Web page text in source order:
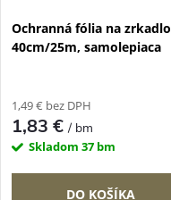
Ochranná fólia na zrkadlo
40cm/25m, samolepiaca
1,49 € bez DPH
1,83 €/ bm
Skladom 37 bm
DO KOŠÍKA